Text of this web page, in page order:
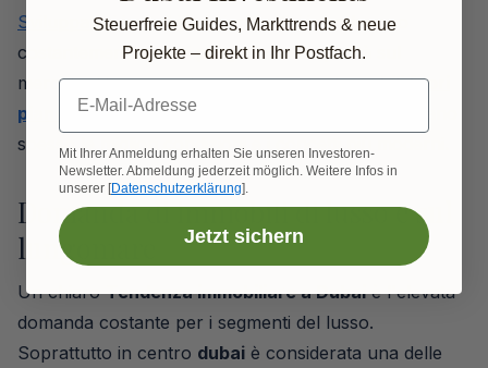
Sviluppatori immobiliari significativiintroducono
costantemente nuovi progetti di alta qualità sul
mercato. Uno sguardo più da vicino aImmobili fuori
piano a DubaiNe vale la pena, perché qui si trovano
spesso le migliori condizioni e i concetti più moderni.
Domanda di immobili di lusso e sul
lungomare
Un chiaroTendenza immobiliare a Dubaiè l'elevata
domanda costante per i segmenti del lusso.
Soprattutto in centro dubai è considerata una delle
Steuerfreie Guides, Markttrends & neue
Projekte – direkt in Ihr Postfach.
E-Mail-Adresse
Mit Ihrer Anmeldung erhalten Sie unseren Investoren-
Newsletter. Abmeldung jederzeit möglich. Weitere Infos in
unserer [Datenschutzerklärung].
Jetzt sichern